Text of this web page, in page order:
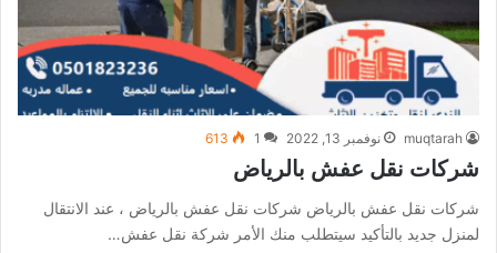
muqtarah نوفمبر 13, 2022 1
613
شركات نقل عفش بالرياض
شركات نقل عفش بالرياض شركات نقل عفش بالرياض ، عند الانتقال
لمنزل جديد بالتأكيد سيتطلب منك الأمر شركة نقل عفش…